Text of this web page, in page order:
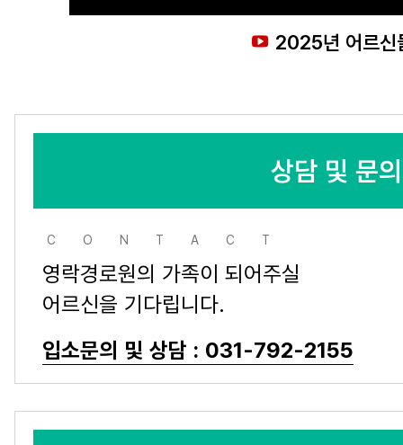
2025년 어르신
상담 및 문
CONTACT
영락경로원의 가족이 되어주실
어르신을 기다립니다.
입소문의 및 상담 : 031-792-2155